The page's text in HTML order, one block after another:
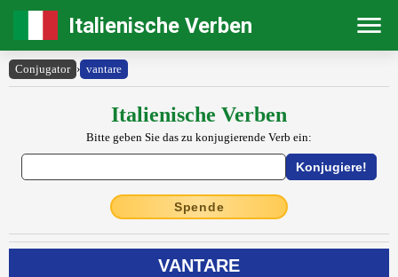
Italienische Verben
Conjugator › vantare
Italienische Verben
Bitte geben Sie das zu konjugierende Verb ein:
Spende
VANTARE